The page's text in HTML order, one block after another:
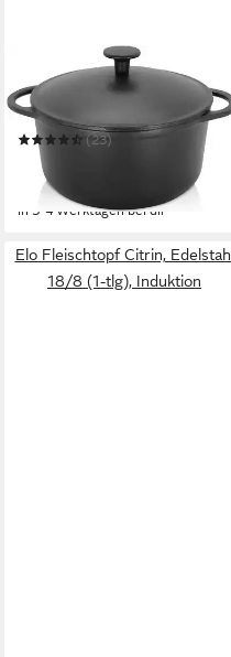
Fleischtopf Eisenguss
Fleischtopf mit Deckel
RUSTICA(23)
ab 44,82 €
-36%
in 3-4 Werktagen bei dir
Elo Fleischtopf Citrin, Edelstahl
18/8 (1-tlg), Induktion